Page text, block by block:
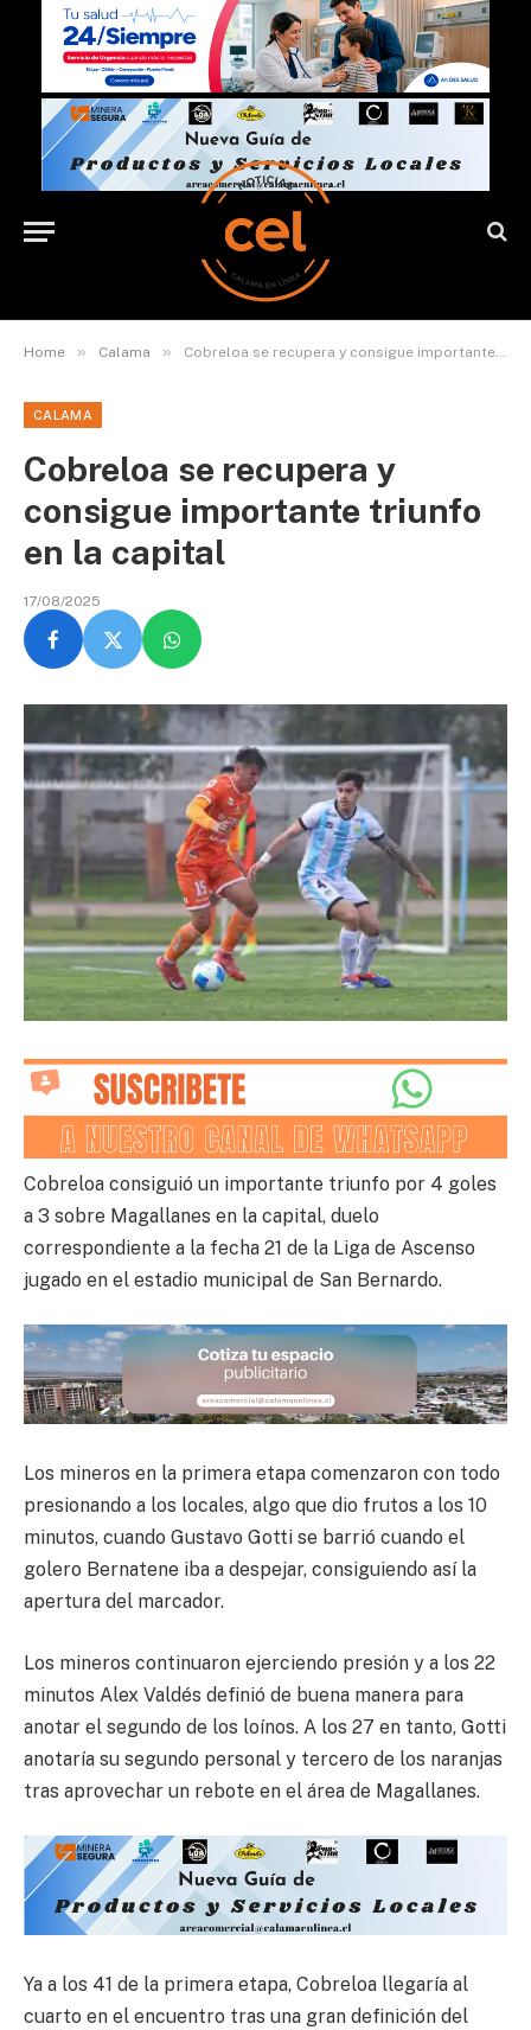
Home » Calama » Cobreloa se recupera y consigue importante triunfo en la capital
CALAMA
Cobreloa se recupera y
consigue importante triunfo
en la capital
17/08/2025
Cobreloa consiguió un importante triunfo por 4 goles
a 3 sobre Magallanes en la capital, duelo
correspondiente a la fecha 21 de la Liga de Ascenso
jugado en el estadio municipal de San Bernardo.
Los mineros en la primera etapa comenzaron con todo
presionando a los locales, algo que dio frutos a los 10
minutos, cuando Gustavo Gotti se barrió cuando el
golero Bernatene iba a despejar, consiguiendo así la
apertura del marcador.
Los mineros continuaron ejerciendo presión y a los 22
minutos Alex Valdés definió de buena manera para
anotar el segundo de los loínos. A los 27 en tanto, Gotti
anotaría su segundo personal y tercero de los naranjas
tras aprovechar un rebote en el área de Magallanes.
Ya a los 41 de la primera etapa, Cobreloa llegaría al
cuarto en el encuentro tras una gran definición del